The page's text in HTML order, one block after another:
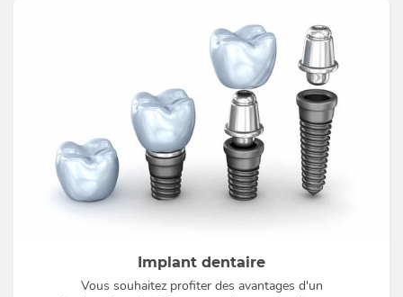
Implant dentaire
Vous souhaitez profiter des avantages d'un